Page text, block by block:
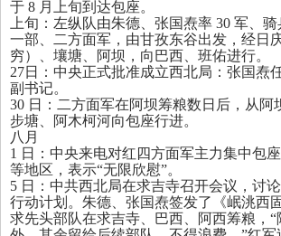
于 8 月上旬到达包座。
上旬：左纵队由朱德、张国焘率 30 军、骑
一部、二方面军，由甘孜东谷出发，经日
穷）、壤塘、阿坝，向巴西、班佑进行。
27日：中央正式批准成立西北局：张国焘
副书记。
30 日：二方面军在阿坝筹粮数日后，从阿
步塘、阿木柯河向包座行进。
八月
1 日：中央来电对红四方面军主力集中包
等地区，表示“无限欣慰”。
5 日：中共西北局在求吉寺召开会议，讨
行动计划。朱德、张国焘签发了《岷洮西
求先头部队在求吉寺、巴西、阿西筹粮，“